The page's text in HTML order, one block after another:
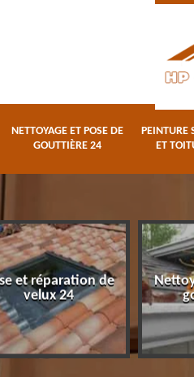
NETTOYAGE ET POSE DE
GOUTTIÈRE 24
PEINTURE
ET
et réparation de
velux 24